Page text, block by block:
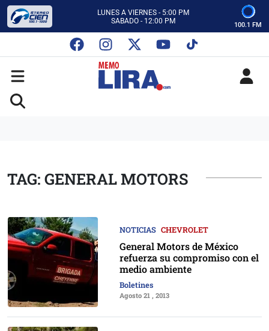
LUNES A VIERNES - 5:00 PM
SABADO - 12:00 PM
CON MEMO LIRA Y SU EQUIPO
LUNES A VIERNES - 5:00 PM
SABADO - 12:00 PM
100.1 FM
TAG: GENERAL MOTORS
NOTICIAS CHEVROLET
General Motors de México
refuerza su compromiso con el
medio ambiente
Boletines
Agosto 21 , 2013